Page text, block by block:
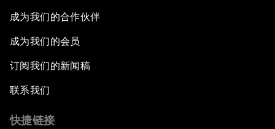
成为我们的合作伙伴
成为我们的会员
订阅我们的新闻稿
联系我们
快捷链接